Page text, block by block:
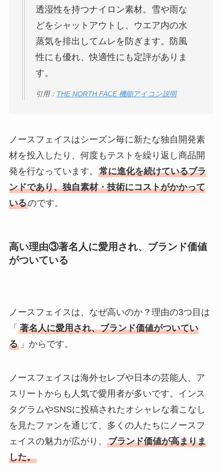
透湿性を持つナイロン素材。雪や雨な
どをシャットアウトし、ウエア内の水
蒸気を排出してムレを防ぎます。防風
性にも優れ、快適性にも定評がありま
す。
引用： THE NORTH FACE 機能アイコン説明
ノースフェイスはシーズン毎に新たな独自開発素
材を投入したり、何度もテストを繰り返し商品開
発を行なっています。 常に進化を続けているブラ
ンドであり、独自素材・技術にコストがかかって
いるのです。
高い理由③著名人に愛用され、ブランド価値
がついている
ノースフェイスは、なぜ高いのか？理由の3つ目は
「 著名人に愛用され、ブランド価値がついてい
る 」からです。
ノースフェイスは海外セレブや日本の芸能人、ア
スリートからも人気で愛用者が多いです。インス
タグラムやSNSに投稿されたオシャレな着こなし
を見たファンを通じて、多くの人たちにノースフ
ェイスの魅力が広がり、 ブランド価値が高まりま
した。